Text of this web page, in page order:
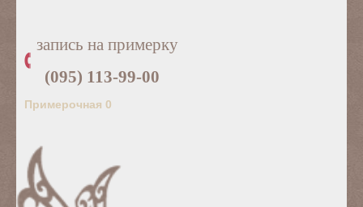
запись на примерку
(095) 113-99-00
Примерочная 0